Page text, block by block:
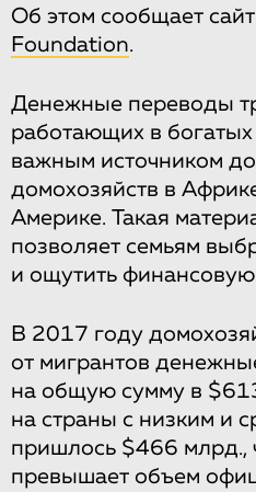
Об этом сообщает сайт
Foundation.
Денежные переводы
работающих в богатых
важным источником
домохозяйств в
Америке. Такая
позволяет семьям
и ощутить финансовую
В 2017 году
от мигрантов
на общую сумму в
на страны с низким и
пришлось $466 млрд.,
превышает объем